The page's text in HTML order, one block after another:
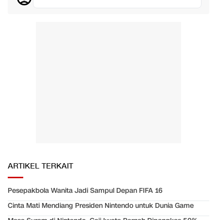
ARTIKEL TERKAIT
Pesepakbola Wanita Jadi Sampul Depan FIFA 16
Cinta Mati Mendiang Presiden Nintendo untuk Dunia Game